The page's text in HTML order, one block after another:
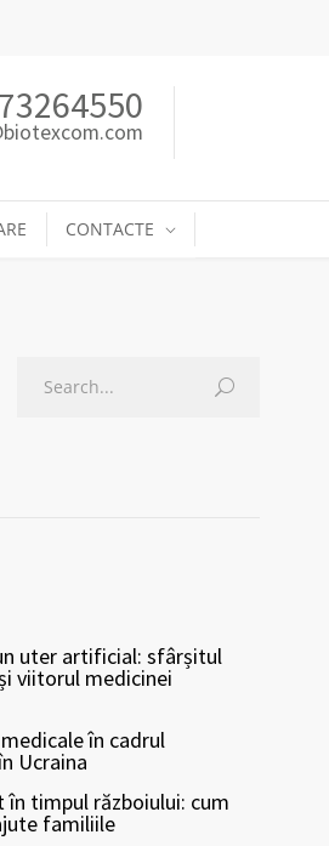
CONTACTE
uter artificial: sfârșitul
viitorul medicinei
în cadrul
Ucraina
timpul războiului: cum
familiile